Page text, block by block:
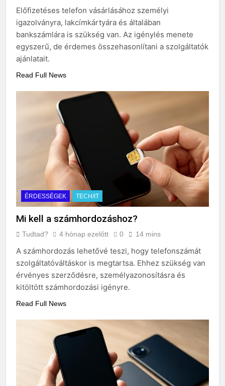
eredetiségvizsgálathoz?
Előfizetéses telefon vásárlásához személyi
igazolványra, lakcímkártyára és általában
bankszámlára is szükség van. Az igénylés menete
egyszerű, de érdemes összehasonlítani a szolgáltatók
ajánlatait.
Read Full News
ÉRDESSÉGEK TECH/IT
Mi kell a számhordozáshoz?
Tudtad? 4 hónap ezelőtt 0 14 mins
A számhordozás lehetővé teszi, hogy telefonszámát
szolgáltatóváltáskor is megtartsa. Ehhez szükség van
érvényes szerződésre, személyazonosításra és
kitöltött számhordozási igényre.
Read Full News